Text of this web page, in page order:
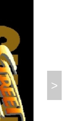
>